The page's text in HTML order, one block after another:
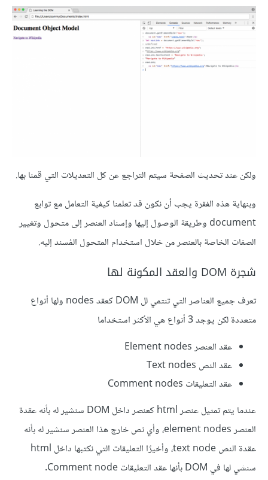
ولكن عند تحديث الصفحة سيتم التراجع عن كل التعديلات التي قمنا بها.
وبنهاية هذه الفقرة يجب أن نكون قد تعلمنا كيفية التعامل مع توابع
document وطريقة الوصول إليها وإسناد العنصر إلى متحول وتغيير
الصفات الخاصة بالعنصر من خلال استخدام المتحول المُسند إليه.
شجرة DOM والعقد المكونة لها
تعرف جميع العناصر التي تنتمي لل DOM كعقد nodes ولها أنواع
متعددة لكن يوجد 3 أنواع هي الأكثر استخداما
عقد العنصر Element nodes
عقد النص Text nodes
عقد التعليقات Comment nodes
عندما يتم تمثيل عنصر html كعنصر داخل DOM سنشير له بأنه عقدة
العنصر element nodes، وأي نص خارج هذا العنصر سنشير له بأنه
عقدة النص text node، وأخيرًا التعليقات التي نكتبها داخل html
سنشي لها في DOM بأنها عقد التعليقات Comment node.